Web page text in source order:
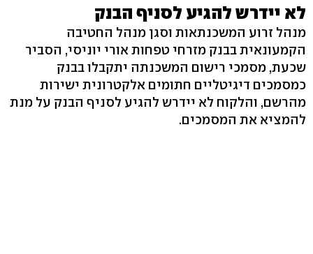
לא יידרש להגיע לסניף הבנק
מנהל זרוע המשכנתאות וסגן מנהל החטיבה
הקמעונאית בבנק מזרחי טפחות אורי יוניסי, הסביר
שכעת, מסמכי רישום המשכנתה יתקבלו בבנק
כמסמכים דיגיטליים חתומים אלקטרונית ישירות
מהרשם, והלקוח לא יידרש להגיע לסניף הבנק על מנת
להמציא את המסמכים.